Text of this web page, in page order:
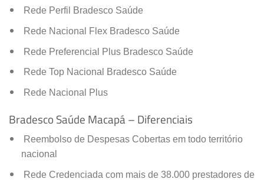
Rede Perfil Bradesco Saúde
Rede Nacional Flex Bradesco Saúde
Rede Preferencial Plus Bradesco Saúde
Rede Top Nacional Bradesco Saúde
Rede Nacional Plus
Bradesco Saúde Macapá – Diferenciais
Reembolso de Despesas Cobertas em todo território
nacional
Rede Credenciada com mais de 38.000 prestadores de